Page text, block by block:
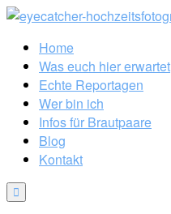
Home
Was euch hier erwartet
Echte Reportagen
Wer bin ich
Infos für Brautpaare
Blog
Kontakt